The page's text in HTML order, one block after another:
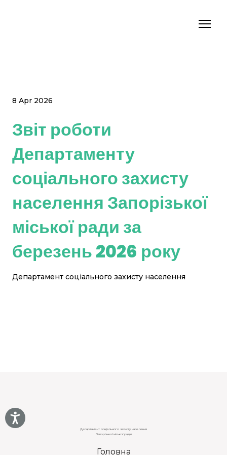
8 Apr 2026
Звіт роботи
Департаменту
соціального захисту
населення Запорізької
міської ради за
березень 2026 року
Департамент соціального захисту населення
Департамент соціального захисту населення
Запорізької міської ради
Головна